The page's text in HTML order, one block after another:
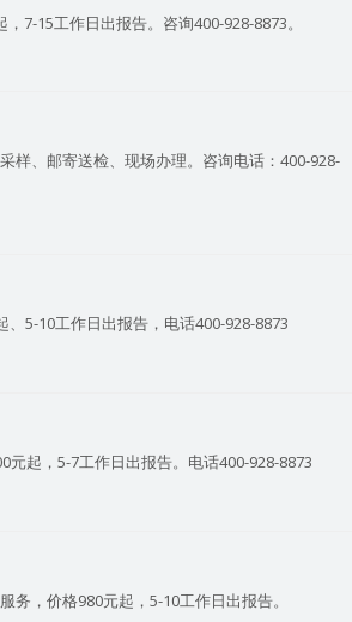
7-15工作日出报告。咨询400-928-8873。
样、邮寄送检、现场办理。咨询电话：400-928-
5-10工作日出报告，电话400-928-8873
起，5-7工作日出报告。电话400-928-8873
，价格980元起，5-10工作日出报告。